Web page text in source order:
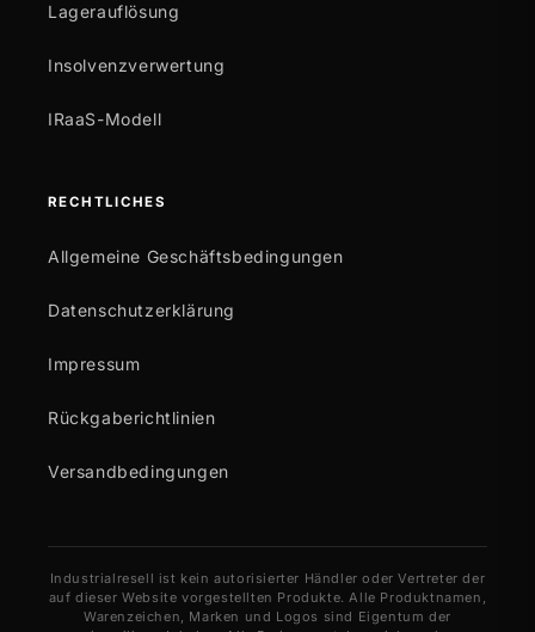
Lagerauflösung
Insolvenzverwertung
IRaaS-Modell
RECHTLICHES
Allgemeine Geschäftsbedingungen
Datenschutzerklärung
Impressum
Rückgaberichtlinien
Versandbedingungen
Industrialresell ist kein autorisierter Händler oder Vertreter der
auf dieser Website vorgestellten Produkte. Alle Produktnamen,
Warenzeichen, Marken und Logos sind Eigentum der